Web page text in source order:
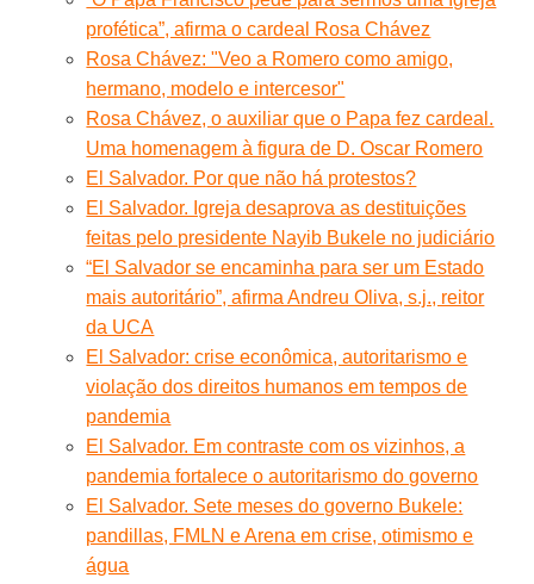
profética”, afirma o cardeal Rosa Chávez
Rosa Chávez: "Veo a Romero como amigo,
hermano, modelo e intercesor"
Rosa Chávez, o auxiliar que o Papa fez cardeal.
Uma homenagem à figura de D. Oscar Romero
El Salvador. Por que não há protestos?
El Salvador. Igreja desaprova as destituições
feitas pelo presidente Nayib Bukele no judiciário
“El Salvador se encaminha para ser um Estado
mais autoritário”, afirma Andreu Oliva, s.j., reitor
da UCA
El Salvador: crise econômica, autoritarismo e
violação dos direitos humanos em tempos de
pandemia
El Salvador. Em contraste com os vizinhos, a
pandemia fortalece o autoritarismo do governo
El Salvador. Sete meses do governo Bukele:
pandillas, FMLN e Arena em crise, otimismo e
água